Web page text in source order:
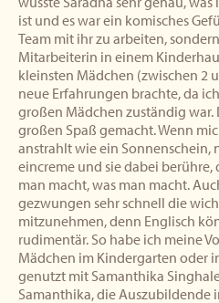
ist und es war ein komisches
Team mit ihr zu arbeiten,
Mitarbeiterin in einem
kleinsten Mädchen (zwischen 2
neue Erfahrungen brachte, da
großen Mädchen zuständig
großen Spaß gemacht. Wenn
anstrahlt wie ein Sonnenschein,
eincreme und sie dabei
man macht, was man macht.
gezwungen sehr schnell die
mitzunehmen, denn Englisch
rudimentär. So habe ich meine
Mädchen im Kindergarten oder
genutzt mit Samanthika
Samanthika, die Auszubildende